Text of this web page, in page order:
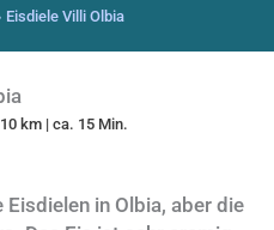
Eisdiele Villi Olbia
km | ca. 15 Min.
in Olbia, aber die